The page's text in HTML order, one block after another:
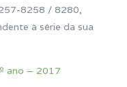
8258 / 8280,
à série da sua
ano – 2017